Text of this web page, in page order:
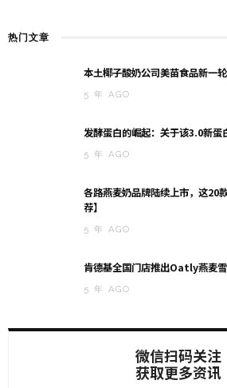
热门文章
本土椰子酸奶公司美苗食品新一
5 年 AGO
发酵蛋白的崛起：关于该3.0新蛋
5 年 AGO
各路燕麦奶品牌陆续上市，这20
荐】
5 年 AGO
肯德基全国门店推出Oatly燕麦
5 年 AGO
微信扫码关注
获取更多资讯